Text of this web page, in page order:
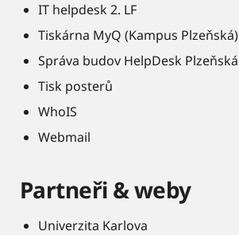
IT helpdesk 2. LF
Tiskárna MyQ (Kampus Plzeňská)
Správa budov HelpDesk Plzeňská
Tisk posterů
WhoIS
Webmail
Partneři & weby
Univerzita Karlova